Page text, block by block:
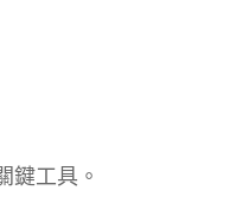
鍵工具。